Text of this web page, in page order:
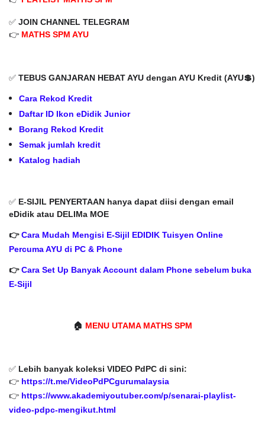
✅ JOIN CHANNEL TELEGRAM
👉 MATHS SPM AYU
✅ TEBUS GANJARAN HEBAT AYU dengan AYU Kredit (AYU💲)
Cara Rekod Kredit
Daftar ID Ikon eDidik Junior
Borang Rekod Kredit
Semak jumlah kredit
Katalog hadiah
✅ E-SIJIL PENYERTAAN hanya dapat diisi dengan email
eDidik atau DELIMa MOE
👉Cara Mudah Mengisi E-Sijil EDIDIK Tuisyen Online
Percuma AYU di PC & Phone
👉Cara Set Up Banyak Account dalam Phone sebelum buka
E-Sijil
🏠 MENU UTAMA MATHS SPM
✅ Lebih banyak koleksi VIDEO PdPC di sini:
👉 https://t.me/VideoPdPCgurumalaysia
👉 https://www.akademiyoutuber.com/p/senarai-playlist-
video-pdpc-mengikut.html